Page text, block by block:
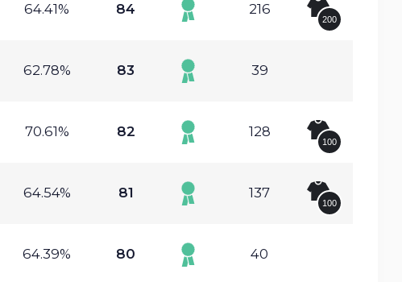
64.41% 84 216
200
62.78% 83 39
70.61% 82 128
100
64.54% 81 137
100
64.39% 80 40